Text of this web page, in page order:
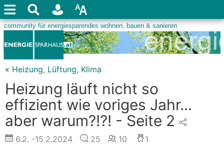
« Heizung, Lüftung, Klima
Heizung läuft nicht so
effizient wie voriges Jahr...
aber warum?!?! - Seite 2
6.2. -15.2.2024 25 10
1